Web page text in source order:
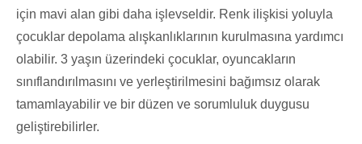
için mavi alan gibi daha işlevseldir. Renk ilişkisi yoluyla
çocuklar depolama alışkanlıklarının kurulmasına yardımcı
olabilir. 3 yaşın üzerindeki çocuklar, oyuncakların
sınıflandırılmasını ve yerleştirilmesini bağımsız olarak
tamamlayabilir ve bir düzen ve sorumluluk duygusu
geliştirebilirler.